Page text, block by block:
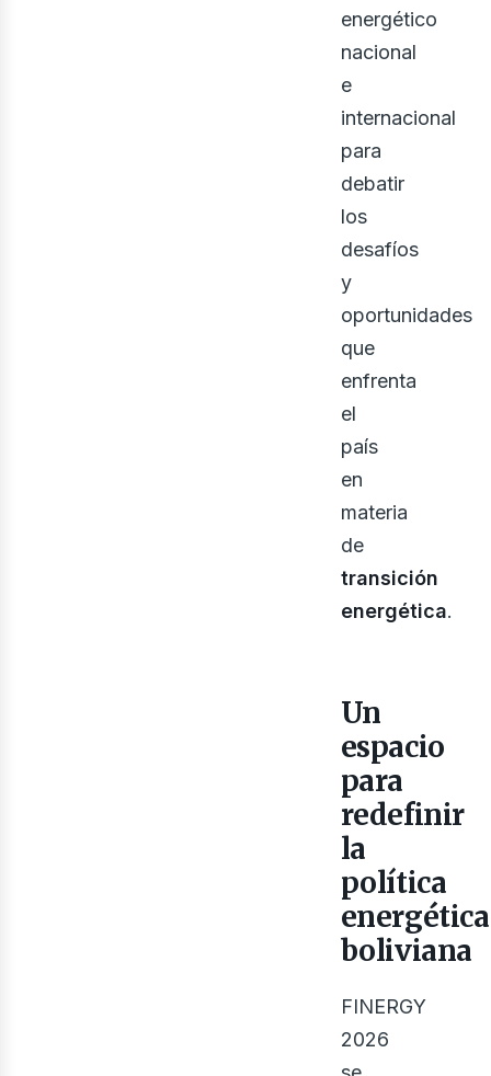
energético
nacional
e
internacional
para
debatir
los
desafíos
y
oportunidades
que
enfrenta
el
país
en
materia
de
transición
energética.
Un
espacio
para
redefinir
la
política
energética
boliviana
FINERGY
2026